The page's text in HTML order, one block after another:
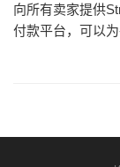
向所有卖家提供
付款平台，可以
同时，其还可以